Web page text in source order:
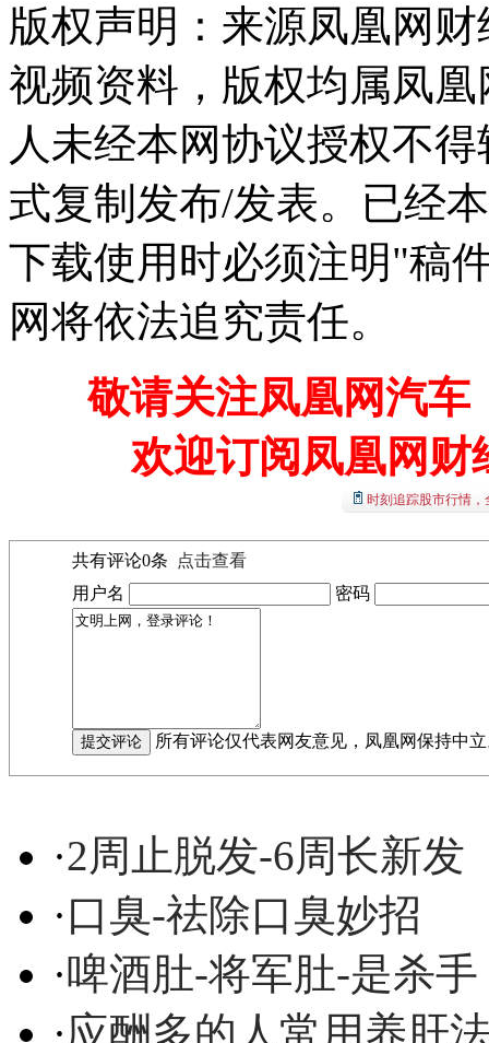
版权声明：来源凤凰网
视频资料，版权均属凤
人未经本网协议授权不
式复制发布/发表。已经
下载使用时必须注明"稿
网将依法追究责任。
敬请关注凤凰网汽车
欢迎订阅凤凰网财
时刻追踪股市行情
共有评论0条
点击查看
用户名
密码
所有评论仅代表网友意见，凤凰网保持中
·2周止脱发-6周长新发
·口臭-祛除口臭妙招
·啤酒肚-将军肚-是杀手
·应酬多的人常用养肝